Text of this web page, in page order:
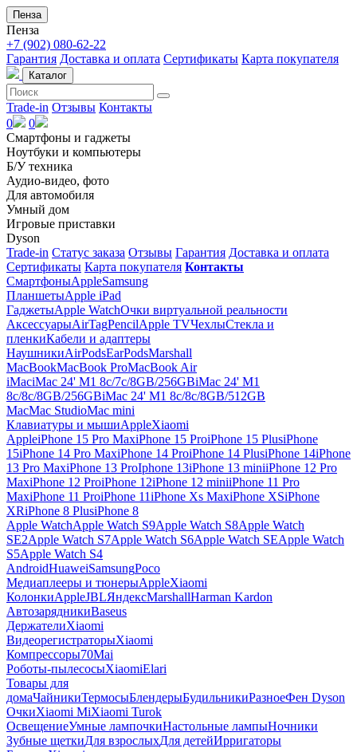
Пенза
Пенза
+7 (902) 080-62-22
Гарантия Доставка и оплата Сертификаты Карта покупателя
Каталог
Trade-in Отзывы Контакты
0
0
Смартфоны и гаджеты
Ноутбуки и компьютеры
Б/У техника
Аудио-видео, фото
Для автомобиля
Умный дом
Игровые приставки
Dyson
Trade-in Статус заказа Отзывы Гарантия Доставка и оплата
Сертификаты Карта покупателя Контакты
СмартфоныAppleSamsung
ПланшетыApple iPad
ГаджетыApple WatchОчки виртуальной реальности
АксессуарыAirTagPencilApple TVЧехлыСтекла и
пленкиКабели и адаптеры
НаушникиAirPodsEarPodsMarshall
MacBookMacBook ProMacBook Air
iMaciMac 24' M1 8c/7c/8GB/256GBiMac 24' M1
8c/8c/8GB/256GBiMac 24' M1 8c/8c/8GB/512GB
MacMac StudioMac mini
Клавиатуры и мышиAppleXiaomi
AppleiPhone 15 Pro MaxiPhone 15 ProiPhone 15 PlusiPhone
15iPhone 14 Pro MaxiPhone 14 ProiPhone 14 PlusiPhone 14iPhone
13 Pro MaxiPhone 13 ProIphone 13iPhone 13 miniiPhone 12 Pro
MaxiPhone 12 ProiPhone 12iPhone 12 miniiPhone 11 Pro
MaxiPhone 11 ProiPhone 11iPhone Xs MaxiPhone XSiPhone
XRiPhone 8 PlusiPhone 8
Apple WatchApple Watch S9Apple Watch S8Apple Watch
SE2Apple Watch S7Apple Watch S6Apple Watch SEApple Watch
S5Apple Watch S4
AndroidHuaweiSamsungPoco
Медиаплееры и тюнерыAppleXiaomi
КолонкиAppleJBLЯндексMarshallHarman Kardon
АвтозарядникиBaseus
ДержателиXiaomi
ВидеорегистраторыXiaomi
Компрессоры70Mai
Роботы-пылесосыXiaomiElari
Товары для
домаЧайникиТермосыБлендерыБудильникиРазноеФен Dyson
ОчкиXiaomi MiXiaomi Turok
ОсвещениеУмные лампочкиНастольные лампыНочники
Зубные щеткиДля взрослыхДля детейИрригаторы